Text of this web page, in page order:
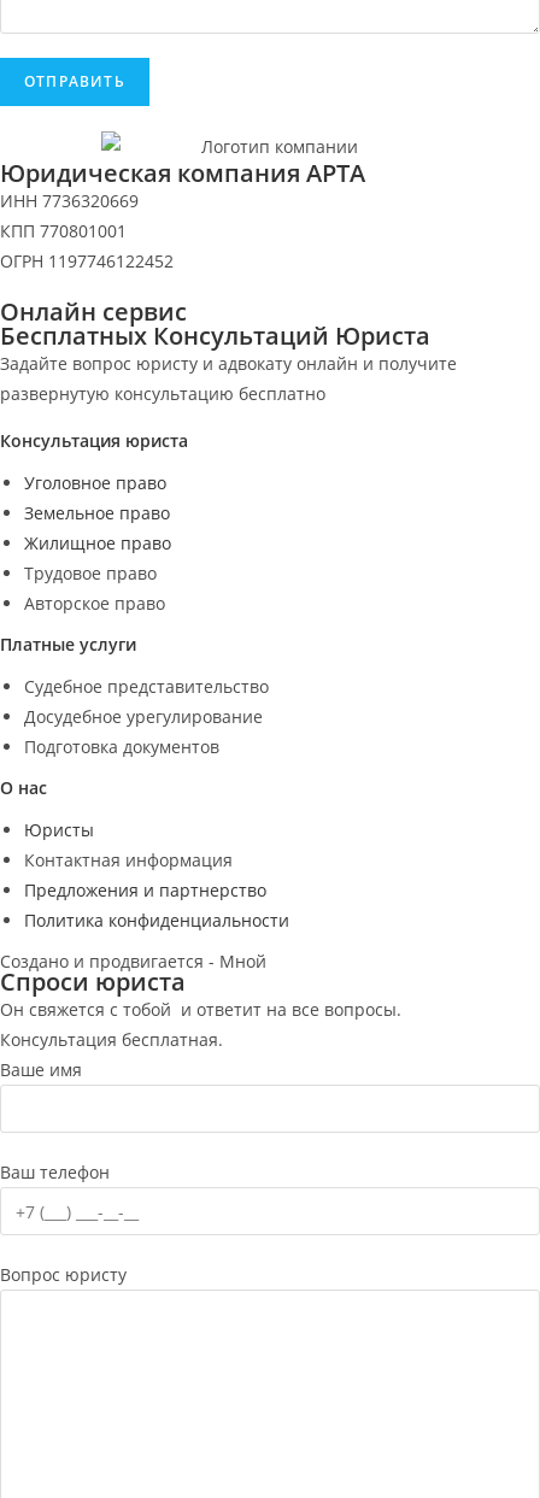
Юридическая компания АРТА
ИНН 7736320669
КПП 770801001
ОГРН 1197746122452
Онлайн сервис
Бесплатных Консультаций Юриста
Задайте вопрос юристу и адвокату онлайн и получите
развернутую консультацию бесплатно
Консультация юриста
Уголовное право
Земельное право
Жилищное право
Трудовое право
Авторское право
Платные услуги
Судебное представительство
Досудебное урегулирование
Подготовка документов
О нас
Юристы
Контактная информация
Предложения и партнерство
Политика конфиденциальности
Создано и продвигается - Мной
Спроси юриста
Он свяжется с тобой и ответит на все вопросы.
Консультация бесплатная.
Ваше имя
Ваш телефон
Вопрос юристу